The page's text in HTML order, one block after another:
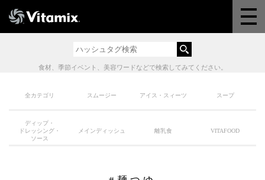
体験＆講座
オンラインストア
食材、季節イベント、美容ワードなどで検索してみてください。
全カテゴリ スムージー アイス・スィーツ スープ
ディップ・
ドレッシング・
ソース
メインディッシュ 離乳食 VITAFOOD